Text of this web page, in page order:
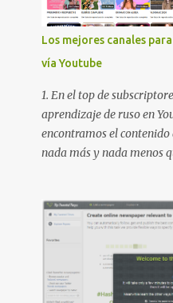
Los mejores canales
vía Youtube
1. En el top de
aprendizaje de ruso en
encontramos el contenido
nada más y nada menos
16 carpetas con diferente
aprender expresiones,
https://
laylists 2. Canal de
224.000 subscriptores y